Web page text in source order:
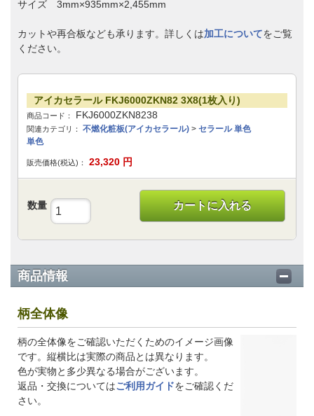
サイズ 3mm×935mm×2,455mm
カットや再合板なども承ります。詳しくは加工についてをご覧
ください。
アイカセラール FKJ6000ZKN82 3X8(1枚入り)
商品コード： FKJ6000ZKN8238
関連カテゴリ： 不燃化粧板(アイカセラール) > セラール 単色
単色
販売価格(税込)： 23,320 円
数量 カートに入れる
商品情報
柄全体像
柄の全体像をご確認いただくためのイメージ画像
です。縦横比は実際の商品とは異なります。
色が実物と多少異なる場合がございます。
返品・交換についてはご利用ガイドをご確認くだ
さい。